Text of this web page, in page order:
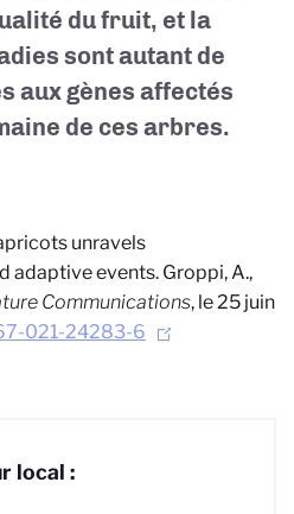
du fruit, et la
sont autant de
aux gènes affectés
de ces arbres.
unravels
adaptive events. Groppi, A.,
Communications, le 25 juin
021-24283-6
local :